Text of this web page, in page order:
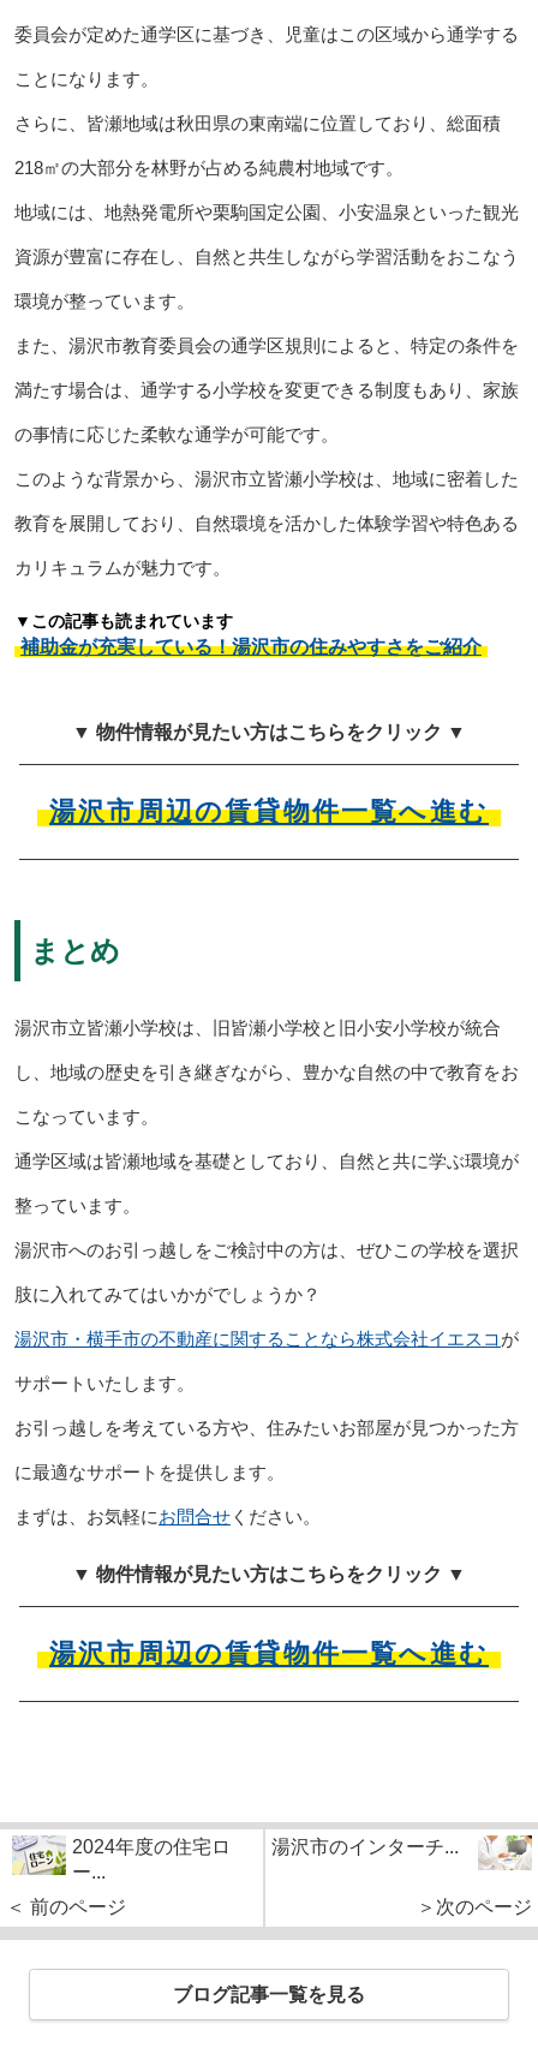
委員会が定めた通学区に基づき、児童はこの区域から通学する
ことになります。
さらに、皆瀬地域は秋田県の東南端に位置しており、総面積
218㎡の大部分を林野が占める純農村地域です。
地域には、地熱発電所や栗駒国定公園、小安温泉といった観光
資源が豊富に存在し、自然と共生しながら学習活動をおこなう
環境が整っています。
また、湯沢市教育委員会の通学区規則によると、特定の条件を
満たす場合は、通学する小学校を変更できる制度もあり、家族
の事情に応じた柔軟な通学が可能です。
このような背景から、湯沢市立皆瀬小学校は、地域に密着した
教育を展開しており、自然環境を活かした体験学習や特色ある
カリキュラムが魅力です。
▼この記事も読まれています
補助金が充実している！湯沢市の住みやすさをご紹介
▼ 物件情報が見たい方はこちらをクリック ▼
湯沢市周辺の賃貸物件一覧へ進む
まとめ
湯沢市立皆瀬小学校は、旧皆瀬小学校と旧小安小学校が統合
し、地域の歴史を引き継ぎながら、豊かな自然の中で教育をお
こなっています。
通学区域は皆瀬地域を基礎としており、自然と共に学ぶ環境が
整っています。
湯沢市へのお引っ越しをご検討中の方は、ぜひこの学校を選択
肢に入れてみてはいかがでしょうか？
湯沢市・横手市の不動産に関することなら株式会社イエスコ が
サポートいたします。
お引っ越しを考えている方や、住みたいお部屋が見つかった方
に最適なサポートを提供します。
まずは、お気軽にお問合せください。
▼ 物件情報が見たい方はこちらをクリック ▼
湯沢市周辺の賃貸物件一覧へ進む
2024年度の住宅ロ
ー...
＜ 前のページ
湯沢市のインターチ...
＞次のページ
ブログ記事一覧を見る